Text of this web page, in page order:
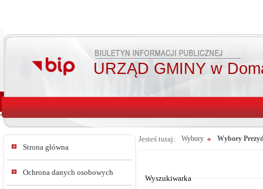
URZĄD GMINY w
Strona główna
Ochrona danych osobowych
Jesteś tutaj: Wybory Wybory
Wyszukiwarka